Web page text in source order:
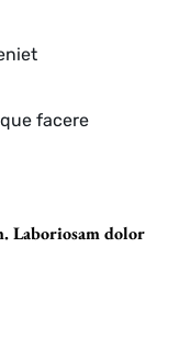
facere
Laboriosam dolor